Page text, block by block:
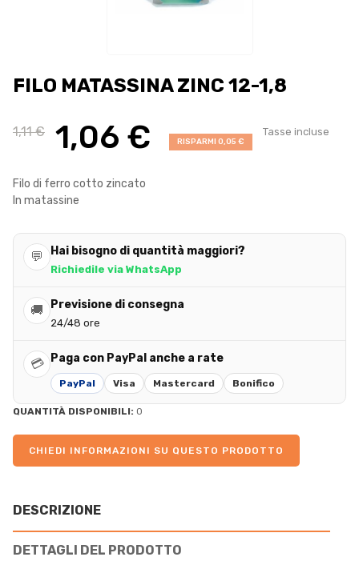
FILO MATASSINA ZINC 12-1,8
1,11 € 1,06 € RISPARMI 0,05 €
Tasse incluse
Filo di ferro cotto zincato
In matassine
💬 Hai bisogno di quantità maggiori?
Richiedile via WhatsApp
🚚 Previsione di consegna
24/48 ore
💳 Paga con PayPal anche a rate
PayPal Visa Mastercard Bonifico
QUANTITÀ DISPONIBILI: 0
CHIEDI INFORMAZIONI SU QUESTO PRODOTTO
DESCRIZIONE
DETTAGLI DEL PRODOTTO